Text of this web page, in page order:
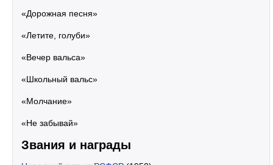
«Дорожная песня»
«Летите, голуби»
«Вечер вальса»
«Школьный вальс»
«Молчание»
«Не забывай»
Звания и награды